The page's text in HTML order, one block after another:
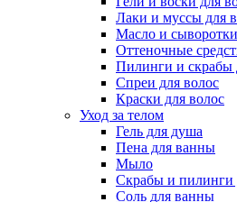
Лаки и муссы для
Масло и
Оттеночные
Пилинги и скрабы
Спреи для волос
Краски для волос
Уход за телом
Гель для душа
Пена для ванны
Мыло
Скрабы и пилинги
Соль для ванны